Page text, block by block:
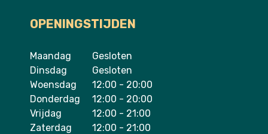
OPENINGSTIJDEN
Maandag
Gesloten
Dinsdag
Gesloten
Woensdag
12:00 - 20:00
Donderdag
12:00 - 20:00
Vrijdag
12:00 - 21:00
Zaterdag
12:00 - 21:00